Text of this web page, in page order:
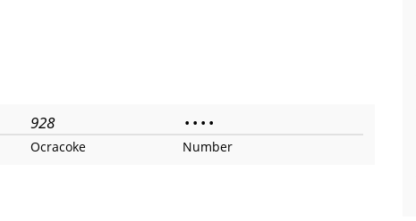
928 • • • •
Ocracoke Number